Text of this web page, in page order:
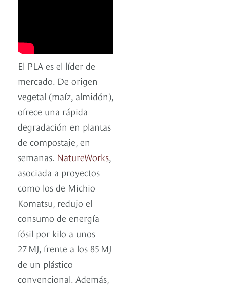
El PLA es el líder de
mercado. De origen
vegetal (maíz, almidón),
ofrece una rápida
degradación en plantas
de compostaje, en
semanas. NatureWorks,
asociada a proyectos
como los de Michio
Komatsu, redujo el
consumo de energía
fósil por kilo a unos
27 MJ, frente a los 85 MJ
de un plástico
convencional. Además,